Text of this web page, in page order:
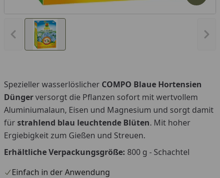
Vorheriges Bild anzeigen
Spezieller wasserlöslicher COMPO Blaue Hortensien
Düngerversorgt die Pflanzen sofort mit wertvollem
Aluminiumalaun, Eisen und Magnesium und sorgt damit
fürstrahlend blau leuchtende Blüten. Mit hoher
Ergiebigkeit zum Gießen und Streuen.
Erhältliche Verpackungsgröße: 800 g - Schachtel
Einfach in der Anwendung